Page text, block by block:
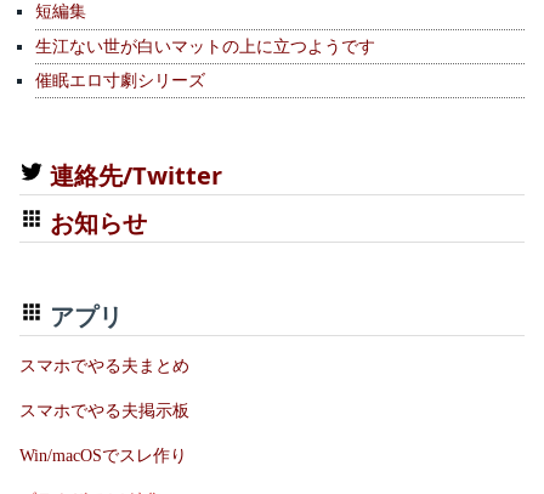
短編集
生江ない世が白いマットの上に立つようです
催眠エロ寸劇シリーズ
連絡先/Twitter
お知らせ
アプリ
スマホでやる夫まとめ
スマホでやる夫掲示板
Win/macOSでスレ作り